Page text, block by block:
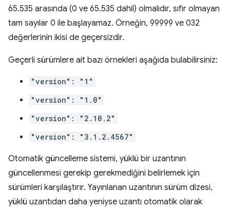
65.535 arasında (0 ve 65.535 dahil) olmalıdır, sıfır olmayan
tam sayılar 0 ile başlayamaz. Örneğin, 99999 ve 032
değerlerinin ikisi de geçersizdir.
Geçerli sürümlere ait bazı örnekleri aşağıda bulabilirsiniz:
"version": "1"
"version": "1.0"
"version": "2.10.2"
"version": "3.1.2.4567"
Otomatik güncelleme sistemi, yüklü bir uzantının
güncellenmesi gerekip gerekmediğini belirlemek için
sürümleri karşılaştırır. Yayınlanan uzantının sürüm dizesi,
yüklü uzantıdan daha yeniyse uzantı otomatik olarak